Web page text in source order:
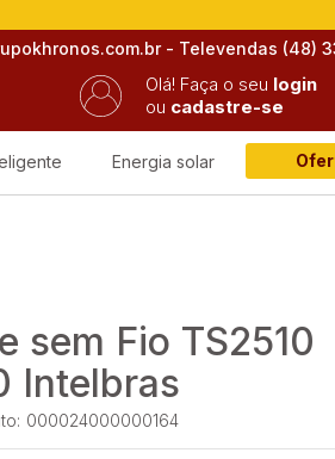
- Televendas (48)
Olá! Faça o seu login
ou cadastre-se
Energia solar
sem Fio TS2510
Intelbras
000024000000164